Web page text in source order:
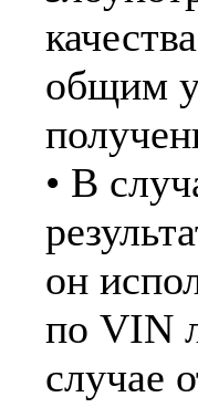
общим
• В
он
по VIN
случае